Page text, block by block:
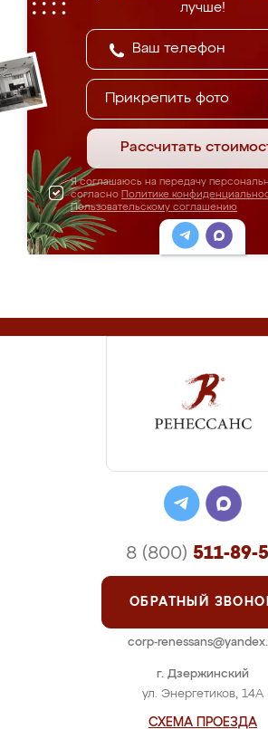
лучше!
Прикрепить фото
Рассчитать
Я соглашаюсь на передачу
согласно Политике
Пользовательскому соглашению
г. Дзержинский
ул. Энергетиков, 14А
СХЕМА ПРОЕЗДА
8 (800) 511-89-
ОБРАТНЫЙ
corp-